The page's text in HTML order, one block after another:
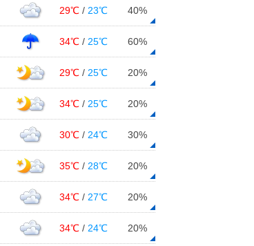
29℃ / 23℃ 40%
34℃ / 25℃ 60%
29℃ / 25℃ 20%
34℃ / 25℃ 20%
30℃ / 24℃ 30%
35℃ / 28℃ 20%
34℃ / 27℃ 20%
34℃ / 24℃ 20%